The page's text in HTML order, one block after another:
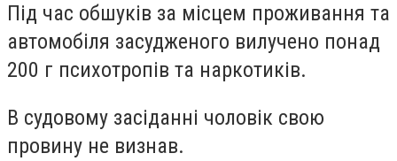
Під час обшуків за місцем проживання та
автомобіля засудженого вилучено понад
200 г психотропів та наркотиків.
В судовому засіданні чоловік свою
провину не визнав.